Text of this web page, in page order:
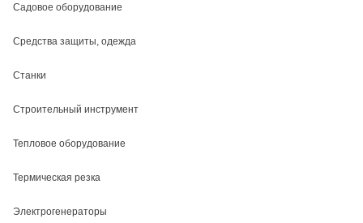
Садовое оборудование
Средства защиты, одежда
Станки
Строительный инструмент
Тепловое оборудование
Термическая резка
Электрогенераторы